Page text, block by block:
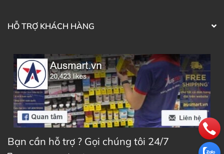
móng tóc ở đâu?
Khách hàng có thể đặt mua Viên uống Silicea Ultra One
a Day đẹp da móng tóc trực tiếp trên website hoặc liên
hệ với các kênh tư vấn hỗ trợ khách hàng của Ausmart
tại:
Facebook Ausmart.au| Hàng Úc chính hãng
Zalo Ausmart.au| Ausmart Commercial Pty Ltd
HỖ TRỢ KHÁCH HÀNG
Bạn cần hỗ trợ ? Gọi chúng tôi 24/7